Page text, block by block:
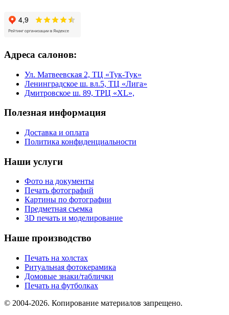
Адреса салонов:
Ул. Матвеевская 2, ТЦ «Тук-Тук»
Ленинградское ш. вл.5, ТЦ «Лига»
Дмитровское ш. 89, ТРЦ «XL»,
Полезная информация
Доставка и оплата
Политика конфиденциальности
Наши услуги
Фото на документы
Печать фотографий
Картины по фотографии
Предметная съемка
3D печать и моделирование
Наше производство
Печать на холстах
Ритуальная фотокерамика
Домовые знаки/таблички
Печать на футболках
© 2004-2026. Копирование материалов запрещено.